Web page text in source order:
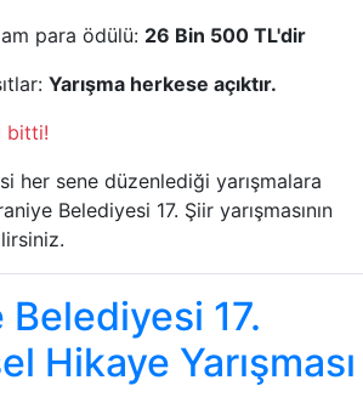
para ödülü: 26 Bin 500 TL'dir
Yarışma herkese açıktır.
bitti!
her sene düzenlediği yarışmalara
Belediyesi 17. Şiir yarışmasının
17.
Hikaye Yarışması